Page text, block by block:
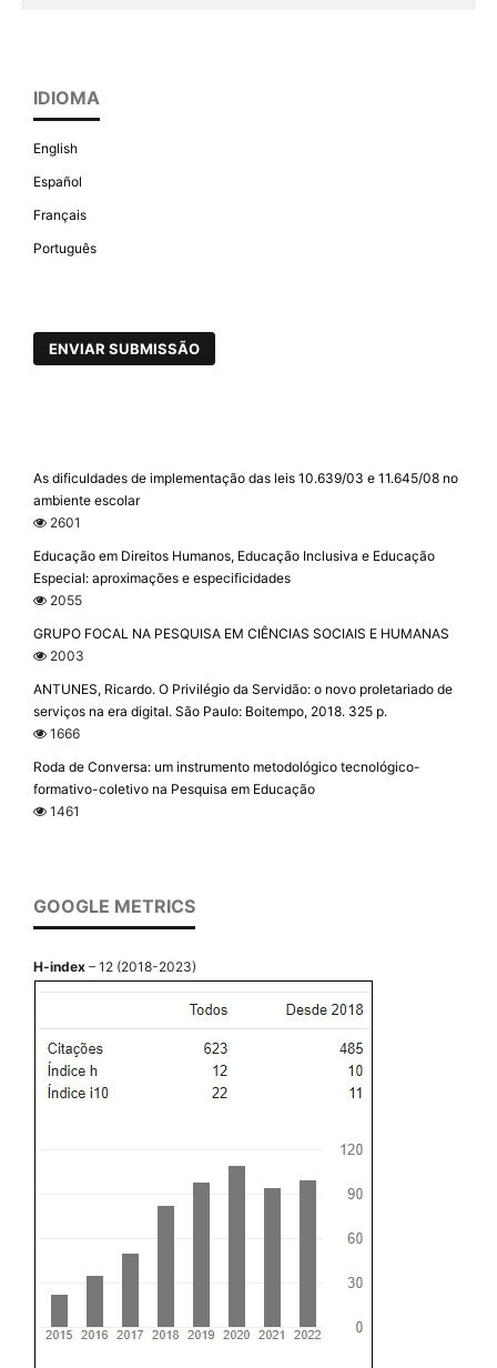
IDIOMA
English
Español
Français
Português
ENVIAR SUBMISSÃO
As dificuldades de implementação das leis 10.639/03 e 11.645/08 no
ambiente escolar
2601
Educação em Direitos Humanos, Educação Inclusiva e Educação
Especial: aproximações e especificidades
2055
GRUPO FOCAL NA PESQUISA EM CIÊNCIAS SOCIAIS E HUMANAS
2003
ANTUNES, Ricardo. O Privilégio da Servidão: o novo proletariado de
serviços na era digital. São Paulo: Boitempo, 2018. 325 p.
1666
Roda de Conversa: um instrumento metodológico tecnológico-
formativo-coletivo na Pesquisa em Educação
1461
GOOGLE METRICS
H-index – 12 (2018-2023)